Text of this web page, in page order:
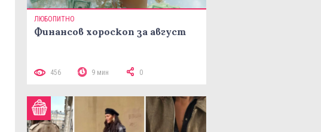
ЛЮБОПИТНО
Финансов хороскоп за август
456 9 мин 0